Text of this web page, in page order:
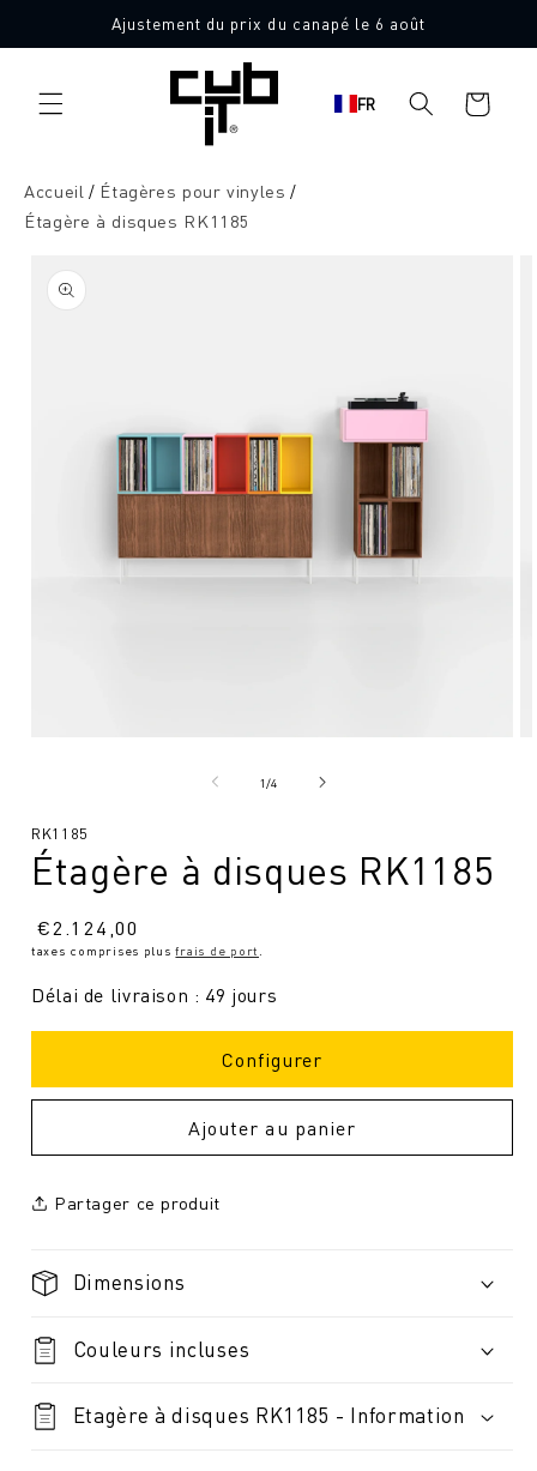
directement
au contenu
Ajustement du prix du canapé le 6 août
FR
Panier
d'achat
Accueil
Étagères pour vinyles
Étagère à disques RK1185
l'information
sur le
produit
modal
1/de4
SKU
RK1185
Étagère à disques RK1185
Prix
normal
€2.124,00
taxes comprises plusfrais de port
Délai de livraison : 49 jours
Configurer
Ajouter au panier
Partager ce produit
Dimensions
Couleurs incluses
Etagère à disques RK1185 - Information